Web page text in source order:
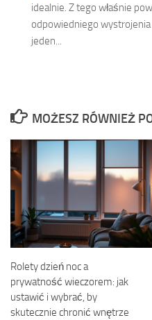
idealnie. Z tego właśnie
odpowiedniego
jeden...
MOŻESZ RÓWNIEŻ
Rolety dzień noc a
prywatność wieczorem: jak
ustawić i wybrać, by
skutecznie chronić wnętrze